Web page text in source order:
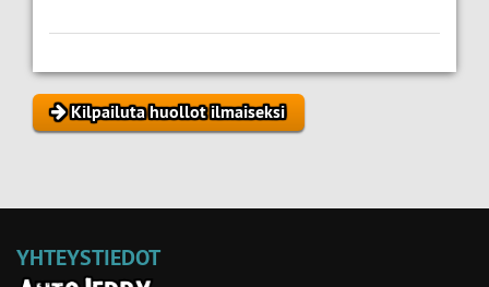
Kilpailuta huollot ilmaiseksi
YHTEYSTIEDOT